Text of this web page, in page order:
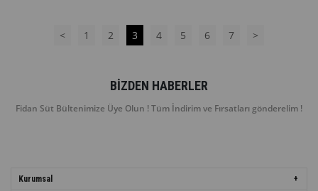
< 1 2 3 4 5 6 7 >
BIZDEN HABERLER
Fidan Süt Bültenimize Üye Olun ! Tüm İndirim ve Fırsatları gönderelim !
Kurumsal